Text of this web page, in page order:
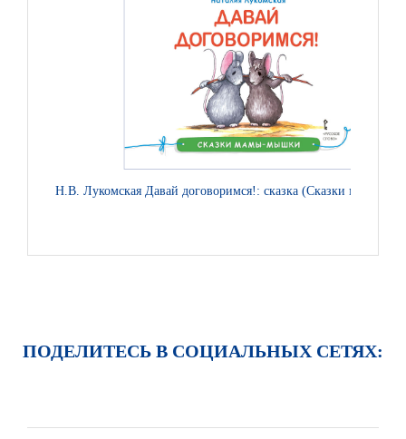
Н.В. Лукомская Давай договоримся!: сказка (Сказки мамы-
ПОДЕЛИТЕСЬ В СОЦИАЛЬНЫХ СЕТЯХ: